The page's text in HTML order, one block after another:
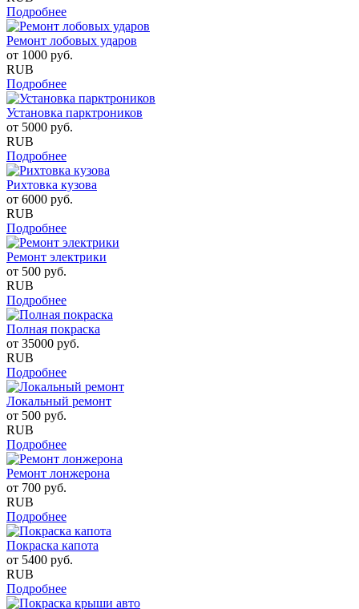
Подробнее
Ремонт лобовых ударов
от 1000 руб.
RUB
Подробнее
Установка парктроников
от 5000 руб.
RUB
Подробнее
Рихтовка кузова
от 6000 руб.
RUB
Подробнее
Ремонт электрики
от 500 руб.
RUB
Подробнее
Полная покраска
от 35000 руб.
RUB
Подробнее
Локальный ремонт
от 500 руб.
RUB
Подробнее
Ремонт лонжерона
от 700 руб.
RUB
Подробнее
Покраска капота
от 5400 руб.
RUB
Подробнее